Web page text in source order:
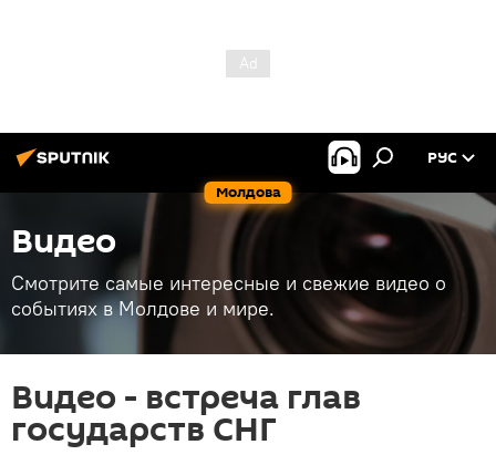
Молдова
РУС
Видео
Смотрите самые интересные и свежие видео о
событиях в Молдове и мире.
Видео - встреча глав
государств СНГ